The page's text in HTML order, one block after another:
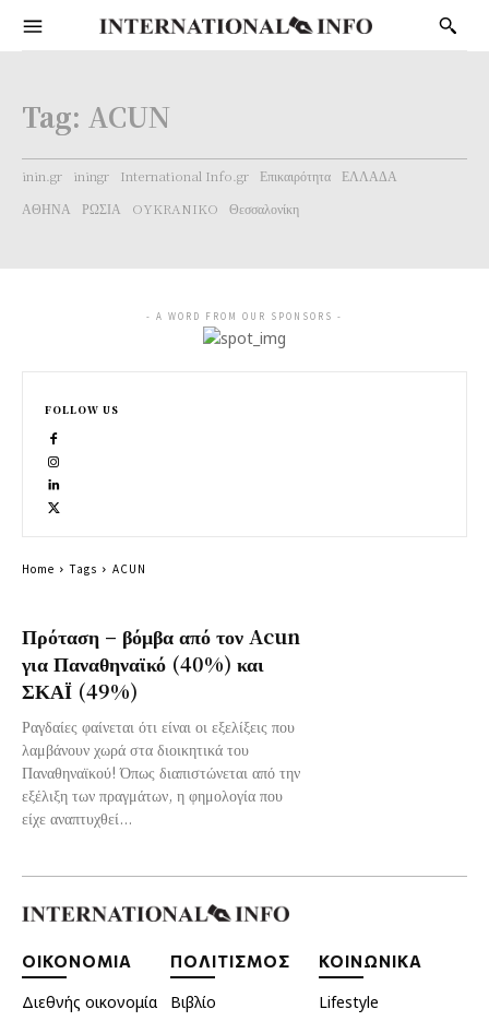
Tag: ACUN
inin.gr iningr International Info.gr Επικαιρότητα
ΕΛΛΑΔΑ
ΑΘΗΝΑ
ΡΩΣΙΑ OYKRANIKO Θεσσαλονίκη
Πρόταση – βόμβα από τον Acun
για Παναθηναϊκό (40%) και
ΣΚΑΪ (49%)
Ραγδαίες φαίνεται ότι είναι οι εξελίξεις που
λαμβάνουν χωρά στα διοικητικά του
Παναθηναϊκού! Όπως διαπιστώνεται από την
εξέλιξη των πραγμάτων, η φημολογία που
είχε αναπτυχθεί...
- A WORD FROM OUR SPONSORS -
FOLLOW US
Home Tags ACUN
ΟΙΚΟΝΟΜΙΑ
Διεθνής οικονομία
ΠΟΛΙΤΙΣΜΟΣ
Βιβλίο
ΚΟΙΝΩΝΙΚΑ
Lifestyle